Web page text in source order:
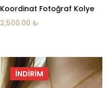
Koordinat Fotoğraf Kolye
2,500.00 ₺
İNDIRIM